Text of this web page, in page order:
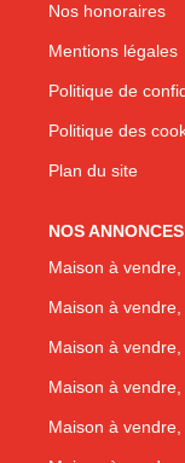
Nos honoraires
Mentions légales
Politique de
Politique des
Plan du site
NOS ANNONCES
Maison à
Maison à
Maison à
Maison à
Maison à